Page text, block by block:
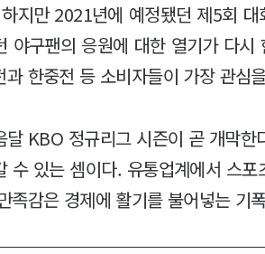
지만 2021년에 예정됐던 제5회
야구팬의 응원에 대한 열기가 다
과 한중전 등 소비자들이 가장 관심
달 KBO 정규리그 시즌이 곧 개막
수 있는 셈이다. 유통업계에서 스
족감은 경제에 활기를 불어넣는 기